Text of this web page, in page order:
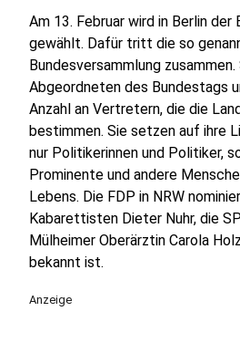
Am 13. Februar wird in Berlin der
gewählt. Dafür tritt die so
Bundesversammlung
Abgeordneten des Bundestags
Anzahl an Vertretern, die die
bestimmen. Sie setzen auf ihre
nur Politikerinnen und Politiker,
Prominente und andere
Lebens. Die FDP in NRW
Kabarettisten Dieter Nuhr, die
Mülheimer Oberärztin Carola
bekannt ist.
Anzeige